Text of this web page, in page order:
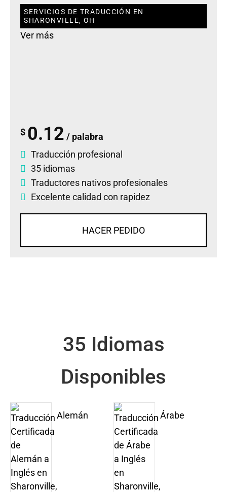
SERVICIOS DE TRADUCCIÓN EN
SHARONVILLE, OH
Ver más
$ 0.12 / palabra
Traducción profesional
35 idiomas
Traductores nativos profesionales
Excelente calidad con rapidez
HACER PEDIDO
35 Idiomas
Disponibles
Alemán Árabe